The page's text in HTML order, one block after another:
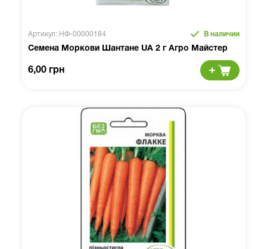
Артикул: НФ-00000184 В наличии
Семена Моркови Шантане UA 2 г Агро Майстер
6,00 грн